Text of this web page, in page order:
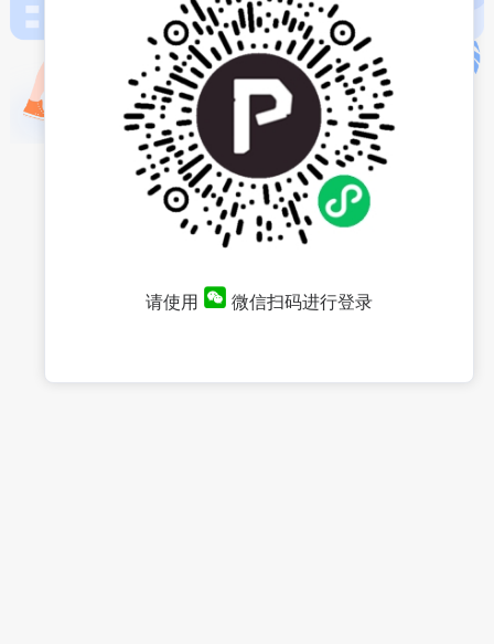
请使用 微信扫码进行登录